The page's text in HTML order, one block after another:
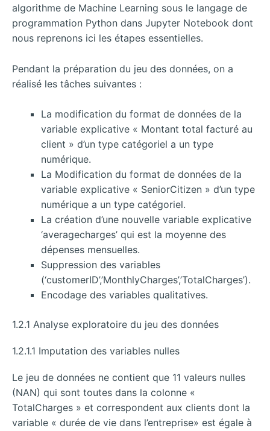
algorithme de Machine Learning sous le langage de
programmation Python dans Jupyter Notebook dont
nous reprenons ici les étapes essentielles.
Pendant la préparation du jeu des données, on a
réalisé les tâches suivantes :
La modification du format de données de la
variable explicative « Montant total facturé au
client » d’un type catégoriel a un type
numérique.
La Modification du format de données de la
variable explicative « SeniorCitizen » d’un type
numérique a un type catégoriel.
La création d’une nouvelle variable explicative
‘averagecharges’ qui est la moyenne des
dépenses mensuelles.
Suppression des variables
(‘customerID’,’MonthlyCharges’,’TotalCharges’).
Encodage des variables qualitatives.
1.2.1 Analyse exploratoire du jeu des données
1.2.1.1 Imputation des variables nulles
Le jeu de données ne contient que 11 valeurs nulles
(NAN) qui sont toutes dans la colonne «
TotalCharges » et correspondent aux clients dont la
variable « durée de vie dans l’entreprise» est égale à